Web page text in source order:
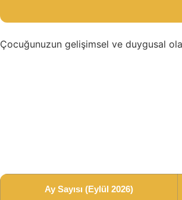
Çocuğunuzun gelişimsel ve duygusal
Ay Sayısı (Eylül 2026)